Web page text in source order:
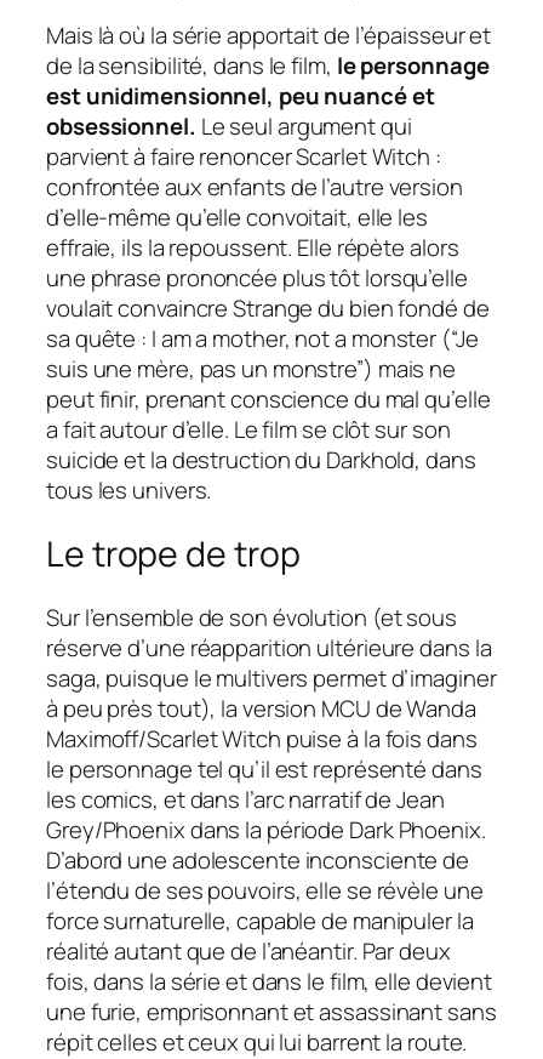
Mais là où la série apportait de l’épaisseur et
de la sensibilité, dans le film, le personnage
est unidimensionnel, peu nuancé et
obsessionnel. Le seul argument qui
parvient à faire renoncer Scarlet Witch :
confrontée aux enfants de l’autre version
d’elle-même qu’elle convoitait, elle les
effraie, ils la repoussent. Elle répète alors
une phrase prononcée plus tôt lorsqu’elle
voulait convaincre Strange du bien fondé de
sa quête : I am a mother, not a monster (“Je
suis une mère, pas un monstre”) mais ne
peut finir, prenant conscience du mal qu’elle
a fait autour d’elle. Le film se clôt sur son
suicide et la destruction du Darkhold, dans
tous les univers.
Letrope de trop
Sur l’ensemble de son évolution (et sous
réserve d’une réapparition ultérieure dans la
saga, puisque le multivers permet d’imaginer
à peu près tout), la version MCU de Wanda
Maximoff/Scarlet Witch puise à la fois dans
le personnage tel qu’il est représenté dans
les comics, et dans l’arc narratif de Jean
Grey/Phoenix dans la période Dark Phoenix.
D’abord une adolescente inconsciente de
l’étendu de ses pouvoirs, elle se révèle une
force surnaturelle, capable de manipuler la
réalité autant que de l’anéantir. Par deux
fois, dans la série et dans le film, elle devient
une furie, emprisonnant et assassinant sans
répit celles et ceux qui lui barrent la route.